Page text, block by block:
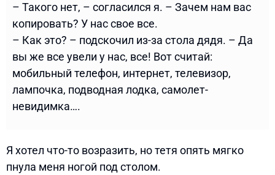
– Такого нет, – согласился я. – Зачем нам вас
копировать? У нас свое все.
– Как это? – подскочил из-за стола дядя. – Да
вы же все увели у нас, все! Вот считай:
мобильный телефон, интернет, телевизор,
лампочка, подводная лодка, самолет-
невидимка….
Я хотел что-то возразить, но тетя опять мягко
пнула меня ногой под столом.